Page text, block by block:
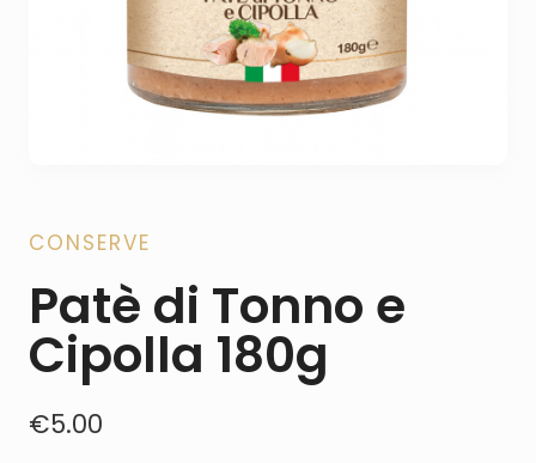
CONSERVE
Patè di Tonno e
Cipolla 180g
€5.00